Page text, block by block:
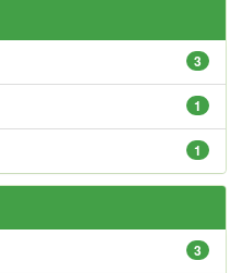
3
1
1
3